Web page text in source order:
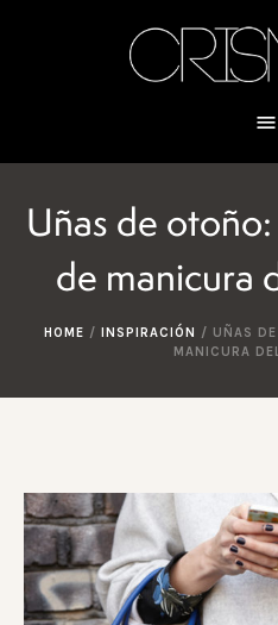
Uñas de
de manicura
HOME / INSPIRACIÓN / UÑAS
MANICURA